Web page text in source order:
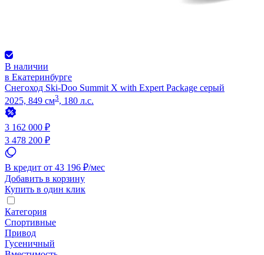
В наличии
в Екатеринбурге
Снегоход Ski-Doo Summit X with Expert Package серый
2025, 849 см3, 180 л.с.
3 162 000 ₽
3 478 200 ₽
В кредит от 43 196 ₽/мес
Добавить в корзину
Купить в один клик
Категория
Спортивные
Привод
Гусеничный